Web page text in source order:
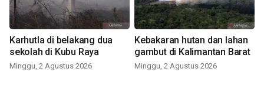
Karhutla di belakang dua
sekolah di Kubu Raya
Minggu, 2 Agustus 2026
Kebakaran hutan dan lahan
gambut di Kalimantan Barat
Minggu, 2 Agustus 2026